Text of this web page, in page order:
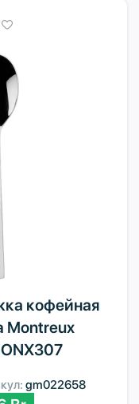
кофейная
Montreux
gm022658